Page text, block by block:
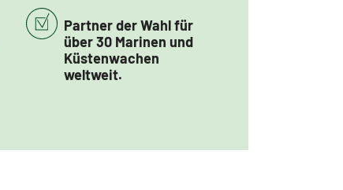
Partner der Wahl für
über 30 Marinen und
Küstenwachen
weltweit.